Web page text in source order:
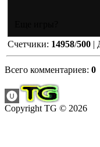
Счетчики: 14958/500 |
Всего комментариев: 0
Copyright TG © 2026